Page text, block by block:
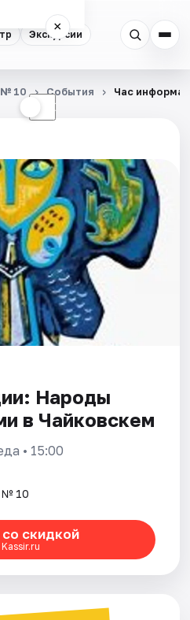
Экскурсии
×
☾
№ 10 События Час
Народы
в Чайковскем
• 15:00
№ 10
скидкой